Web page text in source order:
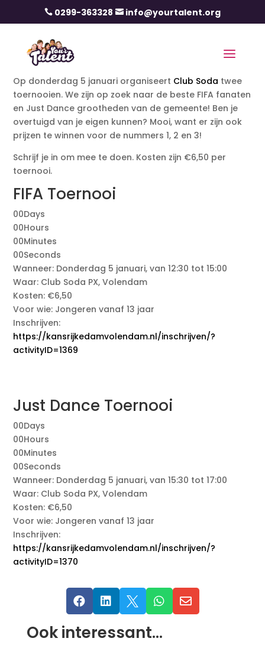
 0299-363328  info@yourtalent.org
Op donderdag 5 januari organiseert Club Soda twee
toernooien. We zijn op zoek naar de beste FIFA fanaten
en Just Dance grootheden van de gemeente! Ben je
overtuigd van je eigen kunnen? Mooi, want er zijn ook
prijzen te winnen voor de nummers 1, 2 en 3!
Schrijf je in om mee te doen. Kosten zijn €6,50 per
toernooi.
FIFA Toernooi
00Days
00Hours
00Minutes
00Seconds
Wanneer: Donderdag 5 januari, van 12:30 tot 15:00
Waar: Club Soda PX, Volendam
Kosten: €6,50
Voor wie: Jongeren vanaf 13 jaar
Inschrijven:
https://kansrijkedamvolendam.nl/inschrijven/?
activityID=1369
Just Dance Toernooi
00Days
00Hours
00Minutes
00Seconds
Wanneer: Donderdag 5 januari, van 15:30 tot 17:00
Waar: Club Soda PX, Volendam
Kosten: €6,50
Voor wie: Jongeren vanaf 13 jaar
Inschrijven:
https://kansrijkedamvolendam.nl/inschrijven/?
activityID=1370
    
Ook interessant…